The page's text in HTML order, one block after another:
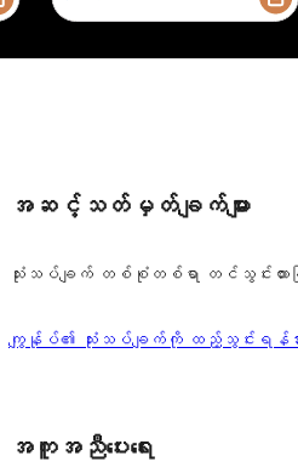
အဆင့်သတ်မှတ်ချက်များ
သုံးသပ်ချက် တစ်စုံတစ်ရာ တင်သွင်းထားခြ
ကျွန်ုပ်၏ သုံးသပ်ချက်ကို ထည့်သွင်းရန်
အကူအညီပေးရေး